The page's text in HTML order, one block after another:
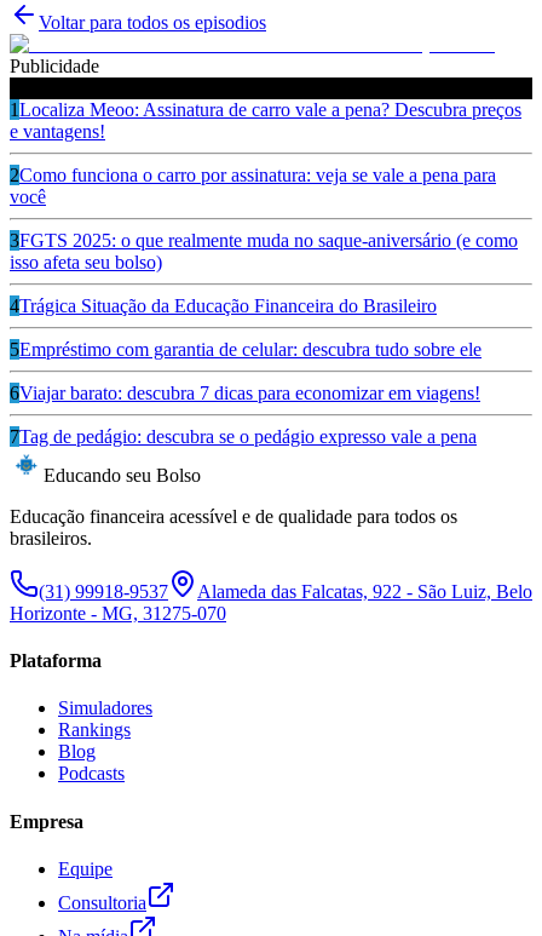
Voltar para todos os episodios
Publicidade
1Localiza Meoo: Assinatura de carro vale a pena? Descubra preços
e vantagens!
2Como funciona o carro por assinatura: veja se vale a pena para
você
3FGTS 2025: o que realmente muda no saque-aniversário (e como
isso afeta seu bolso)
4Trágica Situação da Educação Financeira do Brasileiro
5Empréstimo com garantia de celular: descubra tudo sobre ele
6Viajar barato: descubra 7 dicas para economizar em viagens!
7Tag de pedágio: descubra se o pedágio expresso vale a pena
Educando seu Bolso
Educação financeira acessível e de qualidade para todos os
brasileiros.
(31) 99918-9537
Alameda das Falcatas, 922 - São Luiz, Belo
Horizonte - MG, 31275-070
Plataforma
Simuladores
Rankings
Blog
Podcasts
Empresa
Equipe
Consultoria